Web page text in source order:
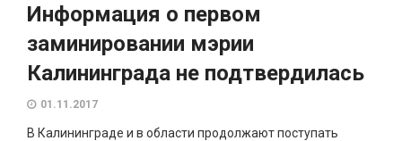
Информация о первом
заминировании мэрии
Калининграда не подтвердилась
01.11.2017
В Калининграде и в области продолжают поступать